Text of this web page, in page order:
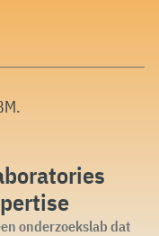
.
onderzoekslab dat